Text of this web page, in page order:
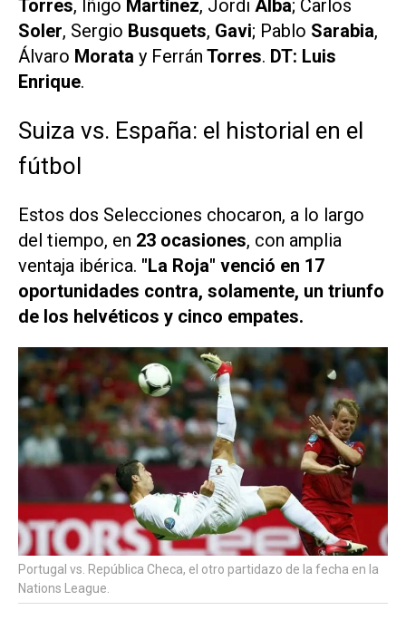
Torres, Iñigo Martínez, Jordi Alba; Carlos
Soler, Sergio Busquets, Gavi; Pablo Sarabia,
Álvaro Morata y Ferrán Torres. DT: Luis
Enrique.
Suiza vs. España: el historial en el
fútbol
Estos dos Selecciones chocaron, a lo largo
del tiempo, en 23 ocasiones, con amplia
ventaja ibérica. "La Roja" venció en 17
oportunidades contra, solamente, un triunfo
de los helvéticos y cinco empates.
Portugal vs. República Checa, el otro partidazo de la fecha en la
Nations League.